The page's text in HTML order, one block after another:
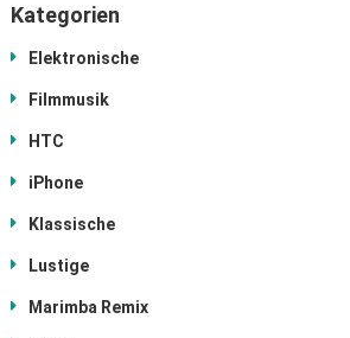
Kategorien
Elektronische
Filmmusik
HTC
iPhone
Klassische
Lustige
Marimba Remix